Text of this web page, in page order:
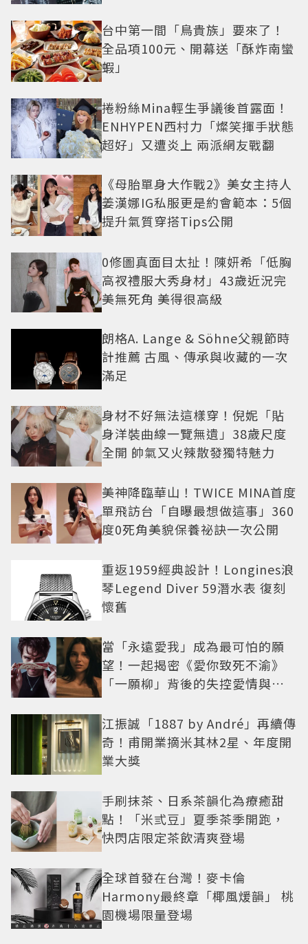
台中第一間「鳥貴族」要來了！
全品項100元、開幕送「酥炸南蠻
蝦」
捲粉絲Mina輕生爭議後首露面！
ENHYPEN西村力「燦笑揮手狀態
超好」又遭炎上 兩派網友戰翻
《母胎單身大作戰2》美女主持人
姜漢娜IG私服更是約會範本：5個
提升氣質穿搭Tips公開
0修圖真面目太扯！陳妍希「低胸
高衩禮服大秀身材」43歲近況完
美無死角 美得很高級
朗格A. Lange & Söhne父親節時
計推薦 古風、傳承與收藏的一次
滿足
身材不好無法這樣穿！倪妮「貼
身洋裝曲線一覽無遺」38歲尺度
全開 帥氣又火辣散發獨特魅力
美神降臨華山！TWICE MINA首度
單飛訪台「自曝最想做這事」360
度0死角美貌保養祕訣一次公開
重返1959經典設計！Longines浪
琴Legend Diver 59潛水表 復刻
懷舊
當「永遠愛我」成為最可怕的願
望！一起揭密《愛你致死不渝》
「一願柳」背後的失控愛情與爆
江振誠「1887 by André」再續傳
奇！甫開業摘米其林2星、年度開
業大獎
手刷抹茶、日系茶韻化為療癒甜
點！「米弎豆」夏季茶季開跑，
快閃店限定茶飲清爽登場
全球首發在台灣！麥卡倫
Harmony最終章「椰風煖韻」 桃
園機場限量登場